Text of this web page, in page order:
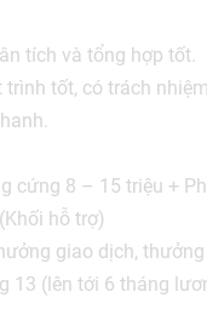
tích và tổng hợp tốt.
trình tốt, có trách
cứng 8 – 15 triệu +
hỗ trợ)
giao dịch, thưởng
13 (lên tới 6 tháng